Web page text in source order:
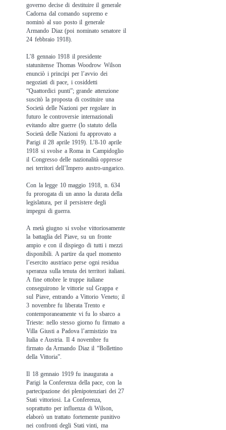
governo decise di destituire il generale
Cadorna dal comando supremo e
nominò al suo posto il generale
Armando Diaz (poi nominato senatore il
24 febbraio 1918).
L’8 gennaio 1918 il presidente
statunitense Thomas Woodrow Wilson
enunciò i principi per l’avvio dei
negoziati di pace, i cosiddetti
“Quattordici punti”; grande attenzione
suscitò la proposta di costituire una
Società delle Nazioni per regolare in
futuro le controversie internazionali
evitando altre guerre (lo statuto della
Società delle Nazioni fu approvato a
Parigi il 28 aprile 1919). L’8-10 aprile
1918 si svolse a Roma in Campidoglio
il Congresso delle nazionalità oppresse
nei territori dell’Impero austro-ungarico.
Con la legge 10 maggio 1918, n. 634
fu prorogata di un anno la durata della
legislatura, per il persistere degli
impegni di guerra.
A metà giugno si svolse vittoriosamente
la battaglia del Piave, su un fronte
ampio e con il dispiego di tutti i mezzi
disponibili. A partire da quel momento
l’esercito austriaco perse ogni residua
speranza sulla tenuta dei territori italiani.
A fine ottobre le truppe italiane
conseguirono le vittorie sul Grappa e
sul Piave, entrando a Vittorio Veneto; il
3 novembre fu liberata Trento e
contemporaneamente vi fu lo sbarco a
Trieste: nello stesso giorno fu firmato a
Villa Giusti a Padova l’armistizio tra
Italia e Austria. Il 4 novembre fu
firmato da Armando Diaz il “Bollettino
della Vittoria”.
Il 18 gennaio 1919 fu inaugurata a
Parigi la Conferenza della pace, con la
partecipazione dei plenipotenziari dei 27
Stati vittoriosi. La Conferenza,
soprattutto per influenza di Wilson,
elaborò un trattato fortemente punitivo
nei confronti degli Stati vinti, ma